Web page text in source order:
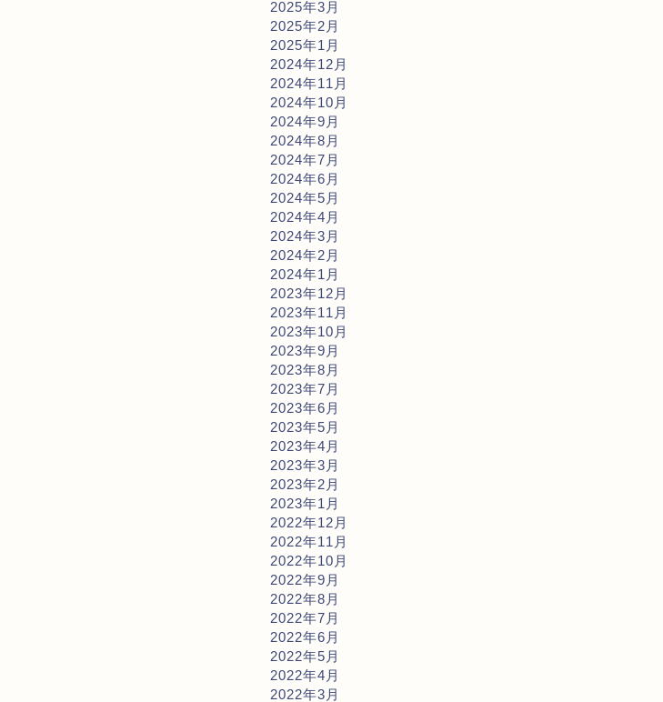
2025年3月
2025年2月
2025年1月
2024年12月
2024年11月
2024年10月
2024年9月
2024年8月
2024年7月
2024年6月
2024年5月
2024年4月
2024年3月
2024年2月
2024年1月
2023年12月
2023年11月
2023年10月
2023年9月
2023年8月
2023年7月
2023年6月
2023年5月
2023年4月
2023年3月
2023年2月
2023年1月
2022年12月
2022年11月
2022年10月
2022年9月
2022年8月
2022年7月
2022年6月
2022年5月
2022年4月
2022年3月